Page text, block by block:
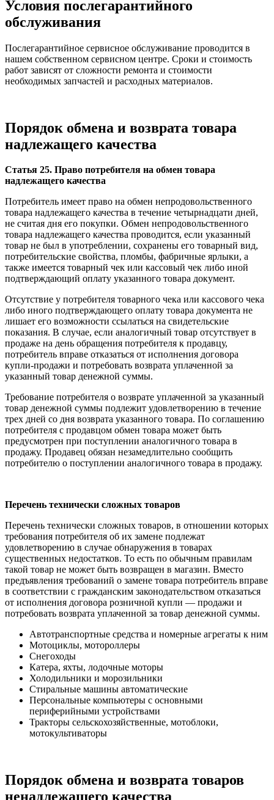
Условия послегарантийного
обслуживания
Послегарантийное сервисное обслуживание проводится в
нашем собственном сервисном центре. Сроки и стоимость
работ зависят от сложности ремонта и стоимости
необходимых запчастей и расходных материалов.
Порядок обмена и возврата товара
надлежащего качества
Статья 25. Право потребителя на обмен товара
надлежащего качества
Потребитель имеет право на обмен непродовольственного
товара надлежащего качества в течение четырнадцати дней,
не считая дня его покупки. Обмен непродовольственного
товара надлежащего качества проводится, если указанный
товар не был в употреблении, сохранены его товарный вид,
потребительские свойства, пломбы, фабричные ярлыки, а
также имеется товарный чек или кассовый чек либо иной
подтверждающий оплату указанного товара документ.
Отсутствие у потребителя товарного чека или кассового чека
либо иного подтверждающего оплату товара документа не
лишает его возможности ссылаться на свидетельские
показания. В случае, если аналогичный товар отсутствует в
продаже на день обращения потребителя к продавцу,
потребитель вправе отказаться от исполнения договора
купли-продажи и потребовать возврата уплаченной за
указанный товар денежной суммы.
Требование потребителя о возврате уплаченной за указанный
товар денежной суммы подлежит удовлетворению в течение
трех дней со дня возврата указанного товара. По соглашению
потребителя с продавцом обмен товара может быть
предусмотрен при поступлении аналогичного товара в
продажу. Продавец обязан незамедлительно сообщить
потребителю о поступлении аналогичного товара в продажу.
Перечень технически сложных товаров
Перечень технически сложных товаров, в отношении которых
требования потребителя об их замене подлежат
удовлетворению в случае обнаружения в товарах
существенных недостатков. То есть по обычным правилам
такой товар не может быть возвращен в магазин. Вместо
предъявления требований о замене товара потребитель вправе
в соответствии с гражданским законодательством отказаться
от исполнения договора розничной купли — продажи и
потребовать возврата уплаченной за товар денежной суммы.
Автотранспортные средства и номерные агрегаты к ним
Мотоциклы, мотороллеры
Снегоходы
Катера, яхты, лодочные моторы
Холодильники и морозильники
Стиральные машины автоматические
Персональные компьютеры с основными
периферийными устройствами
Тракторы сельскохозяйственные, мотоблоки,
мотокультиваторы
Порядок обмена и возврата товаров
ненадлежащего качества